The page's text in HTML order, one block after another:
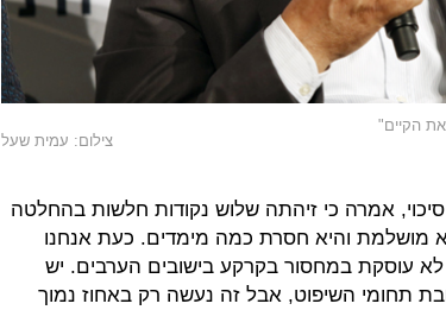
את הקיים"
צילום: עמית שעל
אמרה כי זיהתה שלוש נקודות חלשות בהחלטה
לא מושלמת והיא חסרת כמה מימדים. כעת אנחנו
עוסקת במחסור בקרקע בישובים הערבים. יש
תחומי השיפוט, אבל זה נעשה רק באחוז נמוך